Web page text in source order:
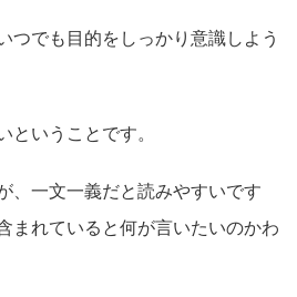
つでも目的をしっかり意識しよう
ということです。
、一文一義だと読みやすいです
まれていると何が言いたいのかわ